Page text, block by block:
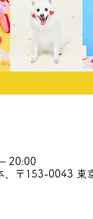
20:00
、〒153-0043 東